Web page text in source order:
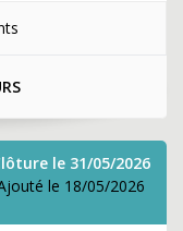
le 31/05/2026
le 18/05/2026